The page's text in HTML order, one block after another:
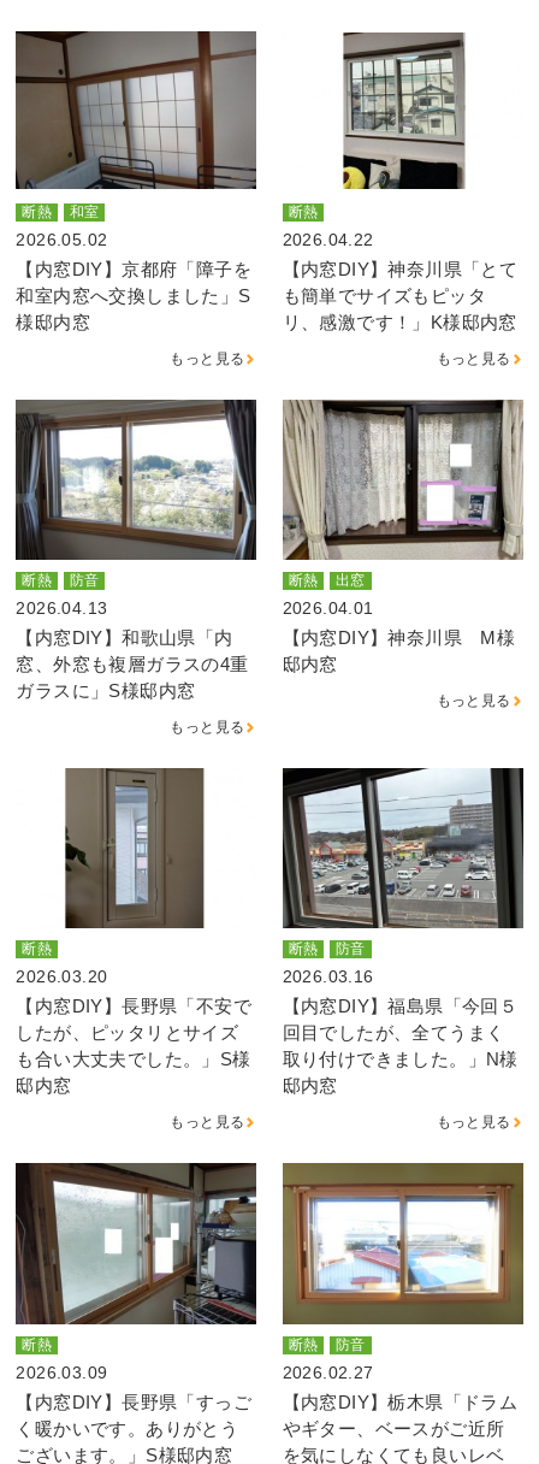
断熱 和室
2026.05.02
【内窓DIY】京都府「障子を
和室内窓へ交換しました」S
様邸内窓
もっと見る
断熱
2026.04.22
【内窓DIY】神奈川県「とて
も簡単でサイズもピッタ
リ、感激です！」K様邸内窓
もっと見る
断熱 防音
2026.04.13
【内窓DIY】和歌山県「内
窓、外窓も複層ガラスの4重
ガラスに」S様邸内窓
もっと見る
断熱 出窓
2026.04.01
【内窓DIY】神奈川県 M様
邸内窓
もっと見る
断熱
2026.03.20
【内窓DIY】長野県「不安で
したが、ピッタリとサイズ
も合い大丈夫でした。」S様
邸内窓
もっと見る
断熱 防音
2026.03.16
【内窓DIY】福島県「今回５
回目でしたが、全てうまく
取り付けできました。」N様
邸内窓
もっと見る
断熱
2026.03.09
【内窓DIY】長野県「すっご
く暖かいです。ありがとう
ございます。」S様邸内窓
断熱 防音
2026.02.27
【内窓DIY】栃木県「ドラム
やギター、ベースがご近所
を気にしなくても良いレベ